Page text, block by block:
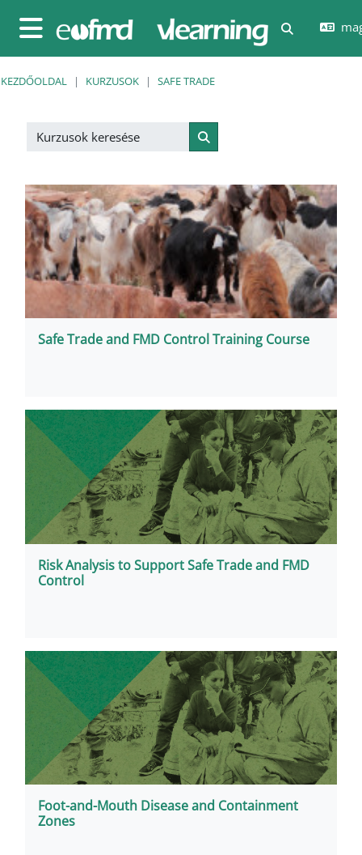
Oldalpanel
Keresési
KEZDŐOLDAL KURZUSOK SAFE TRADE
Kurzusok keresése
Kurzusok keresése
Safe Trade and FMD Control Training Course
Risk Analysis to Support Safe Trade and FMD
Control
Foot-and-Mouth Disease and Containment
Zones